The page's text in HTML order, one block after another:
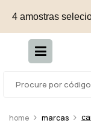
4 amostras
marcas